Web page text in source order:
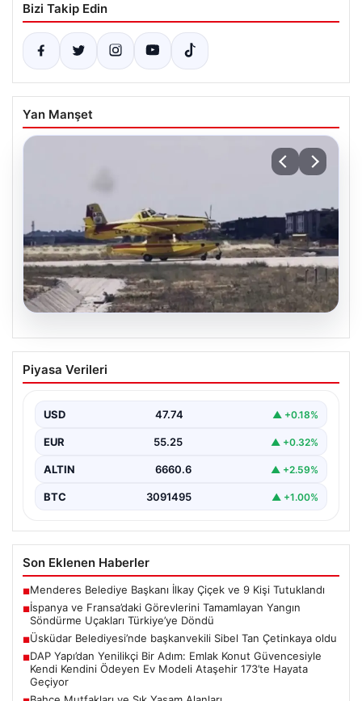
Bizi Takip Edin
Yan Manşet
06.08.2026
İspanya ve Fransa’daki Görevlerini
Tamamlayan Yangın Söndürme Uçakları
Orman Genel Müdürlüğü tarafından yapılan açıklamada,
büyük…
Piyasa Verileri
USD 47.74 ▲ +0.18%
EUR 55.25 ▲ +0.32%
ALTIN 6660.6 ▲ +2.59%
BTC 3091495 ▲ +1.00%
Son Eklenen Haberler
■Menderes Belediye Başkanı İlkay Çiçek ve 9 Kişi Tutuklandı
■İspanya ve Fransa’daki Görevlerini Tamamlayan Yangın
Söndürme Uçakları Türkiye’ye Döndü
■Üsküdar Belediyesi’nde başkanvekili Sibel Tan Çetinkaya oldu
■DAP Yapı’dan Yenilikçi Bir Adım: Emlak Konut Güvencesiyle
Kendi Kendini Ödeyen Ev Modeli Ataşehir 173’te Hayata
Geçiyor